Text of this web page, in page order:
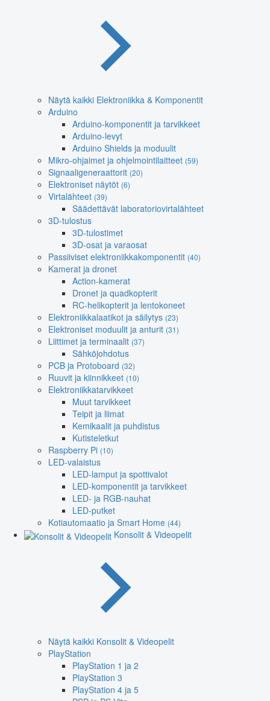
Näytä kaikki Elektroniikka & Komponentit
Arduino
Arduino-komponentit ja tarvikkeet
Arduino-levyt
Arduino Shields ja moduulit
Mikro-ohjaimet ja ohjelmointilaitteet (59)
Signaaligeneraattorit (20)
Elektroniset näytöt (6)
Virtalähteet (39)
Säädettävät laboratoriovirtalähteet
3D-tulostus
3D-tulostimet
3D-osat ja varaosat
Passiiviset elektroniikkakomponentit (40)
Kamerat ja dronet
Action-kamerat
Dronet ja quadkopterit
RC-helikopterit ja lentokoneet
Elektroniikkalaatikot ja säilytys (23)
Elektroniset moduulit ja anturit (31)
Liittimet ja terminaalit (37)
Sähköjohdotus
PCB ja Protoboard (32)
Ruuvit ja kiinnikkeet (10)
Elektroniikkatarvikkeet
Muut tarvikkeet
Teipit ja liimat
Kemikaalit ja puhdistus
Kutisteletkut
Raspberry Pi (10)
LED-valaistus
LED-lamput ja spottivalot
LED-komponentit ja tarvikkeet
LED- ja RGB-nauhat
LED-putket
Kotiautomaatio ja Smart Home (44)
Konsolit & Videopelit
Näytä kaikki Konsolit & Videopelit
PlayStation
PlayStation 1 ja 2
PlayStation 3
PlayStation 4 ja 5